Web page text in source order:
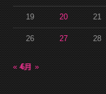
19 20 21
26 27 28
« 4月6月 »